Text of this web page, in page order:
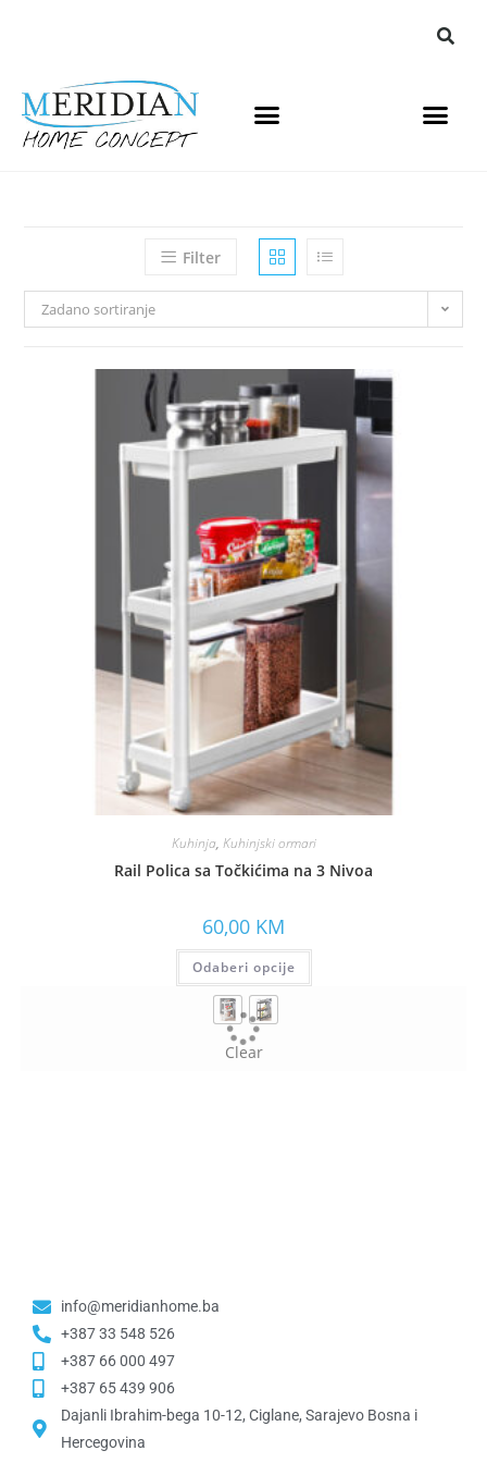
Filter
Zadano sortiranje
Kuhinja, Kuhinjski ormari
Rail Polica sa Točkićima na 3 Nivoa
60,00 KM
Odaberi opcije
Clear
info@meridianhome.ba
+387 33 548 526
+387 66 000 497
+387 65 439 906
Dajanli Ibrahim-bega 10-12, Ciglane, Sarajevo Bosna i
Hercegovina​